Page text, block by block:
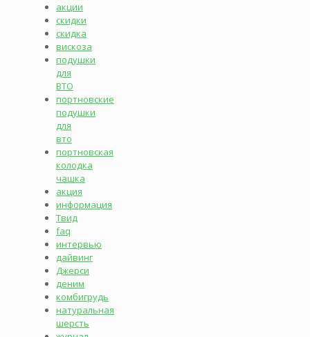
акции
скидки
скидка
вискоза
подушки
для
ВТО
портновские
подушки
для
вто
портновская
колодка
чашка
акция
информация
Твид
faq
интервью
дайвинг
Джерси
деним
комбигрудь
натуральная
шерсть